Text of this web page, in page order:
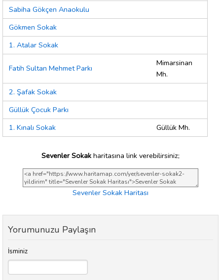
Sabiha Gökçen Anaokulu
Gökmen Sokak
1. Atalar Sokak
Fatih Sultan Mehmet Parkı
Mimarsinan
Mh.
2. Şafak Sokak
Güllük Çocuk Parkı
1. Kınalı Sokak
Güllük Mh.
Sevenler Sokak haritasına link verebilirsiniz;
Sevenler Sokak Haritası
Yorumunuzu Paylaşın
İsminiz